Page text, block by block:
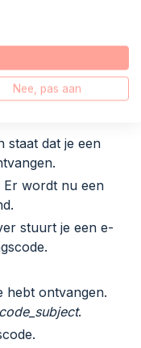
een
staat dat je een
Er wordt nu een
stuurt je een e-
hebt ontvangen.
.
Nee, pas aan